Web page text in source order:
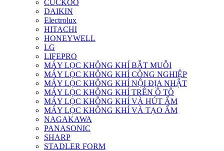
CUCKOO
DAIKIN
Electrolux
HITACHI
HONEYWELL
LG
LIFEPRO
MÁY LỌC KHÔNG KHÍ BẮT MUỖI
MÁY LỌC KHÔNG KHÍ CÔNG NGHIỆP
MÁY LỌC KHÔNG KHÍ NỘI ĐỊA NHẬT
MÁY LỌC KHÔNG KHÍ TRÊN Ô TÔ
MÁY LỌC KHÔNG KHÍ VÀ HÚT ẨM
MÁY LỌC KHÔNG KHÍ VÀ TẠO ẨM
NAGAKAWA
PANASONIC
SHARP
STADLER FORM